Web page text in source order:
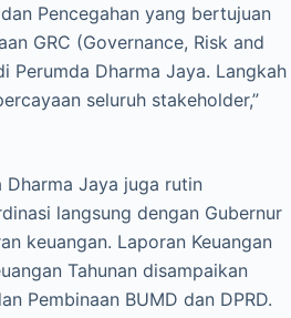
Pencegahan yang bertujuan
GRC (Governance, Risk and
Perumda Dharma Jaya. Langkah
seluruh stakeholder,”
Dharma Jaya juga rutin
langsung dengan Gubernur
keuangan. Laporan Keuangan
Tahunan disampaikan
Pembinaan BUMD dan DPRD.